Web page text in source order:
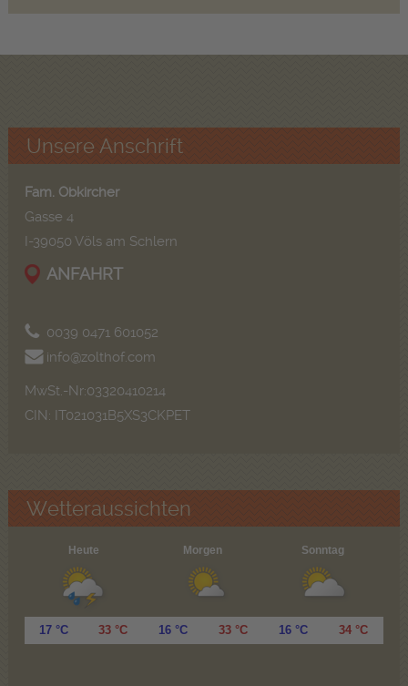
Unsere Anschrift
Fam. Obkircher
Gasse 4
I-39050 Völs am Schlern
ANFAHRT
0039 0471 601052
info@zolthof.com
MwSt.-Nr:03320410214
CIN: IT021031B5XS3CKPET
Wetteraussichten
Heute Morgen Sonntag
17 °C 33 °C 16 °C 33 °C 16 °C 34 °C